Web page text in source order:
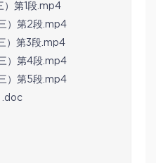
）第1段.mp4
）第2段.mp4
）第3段.mp4
）第4段.mp4
）第5段.mp4
.doc